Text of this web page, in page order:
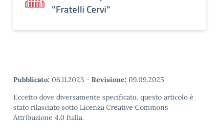
"Fratelli Cervi"
Pubblicato: 06.11.2023 - Revisione: 09.09.2025
Eccetto dove diversamente specificato, questo articolo è
stato rilasciato sotto Licenza Creative Commons
Attribuzione 4.0 Italia.